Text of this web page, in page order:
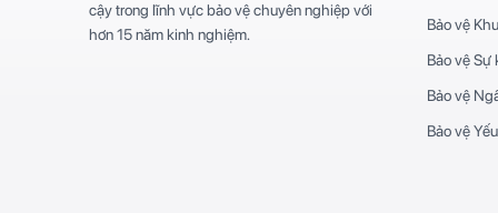
cậy trong lĩnh vực bảo vệ chuyên nghiệp với
hơn 15 năm kinh nghiệm.
Bảo vệ
Bảo vệ Sự
Bảo vệ
Bảo vệ